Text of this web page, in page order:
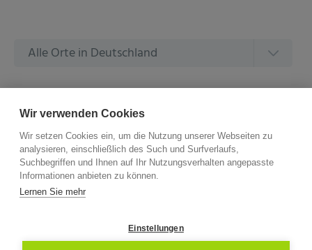
Alle Orte in Deutschland
Alle Amtsgerichte in Deutschland
©2026 –ZVG Termine.Alle Rechte Vorbehalten.
Wir verwenden Cookies
Wir setzen Cookies ein, um die Nutzung unserer Webseiten zu
analysieren, einschließlich des Such und Surfverlaufs,
Suchbegriffen und Ihnen auf Ihr Nutzungsverhalten angepasste
Informationen anbieten zu können.
Lernen Sie mehr
Einstellungen